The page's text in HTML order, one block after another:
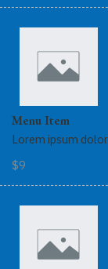
Menu Item
Lorem ipsum
$9